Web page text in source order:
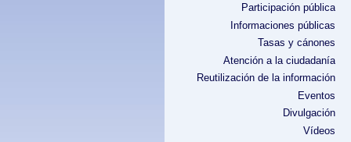
Participación pública
Informaciones públicas
Tasas y cánones
Atención a la ciudadanía
Reutilización de la información
Eventos
Divulgación
Vídeos